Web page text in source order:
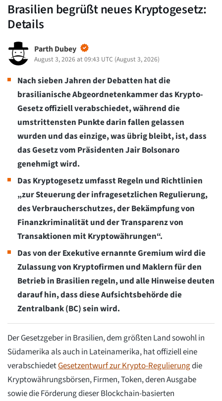
Brasilien begrüßt neues Kryptogesetz:
Details
Parth Dubey
August 3, 2026 at 09:43 UTC (August 3, 2026)
Nach sieben Jahren der Debatten hat die
brasilianische Abgeordnetenkammer das Krypto-
Gesetz offiziell verabschiedet, während die
umstrittensten Punkte darin fallen gelassen
wurden und das einzige, was übrig bleibt, ist, dass
das Gesetz vom Präsidenten Jair Bolsonaro
genehmigt wird.
Das Kryptogesetz umfasst Regeln und Richtlinien
„zur Steuerung der infragesetzlichen Regulierung,
des Verbraucherschutzes, der Bekämpfung von
Finanzkriminalität und der Transparenz von
Transaktionen mit Kryptowährungen“.
Das von der Exekutive ernannte Gremium wird die
Zulassung von Kryptofirmen und Maklern für den
Betrieb in Brasilien regeln, und alle Hinweise deuten
darauf hin, dass diese Aufsichtsbehörde die
Zentralbank (BC) sein wird.
Der Gesetzgeber in Brasilien, dem größten Land sowohl in
Südamerika als auch in Lateinamerika, hat offiziell eine
verabschiedetGesetzentwurf zur Krypto-Regulierungdie
Kryptowährungsbörsen, Firmen, Token, deren Ausgabe
sowie die Förderung dieser Blockchain-basierten